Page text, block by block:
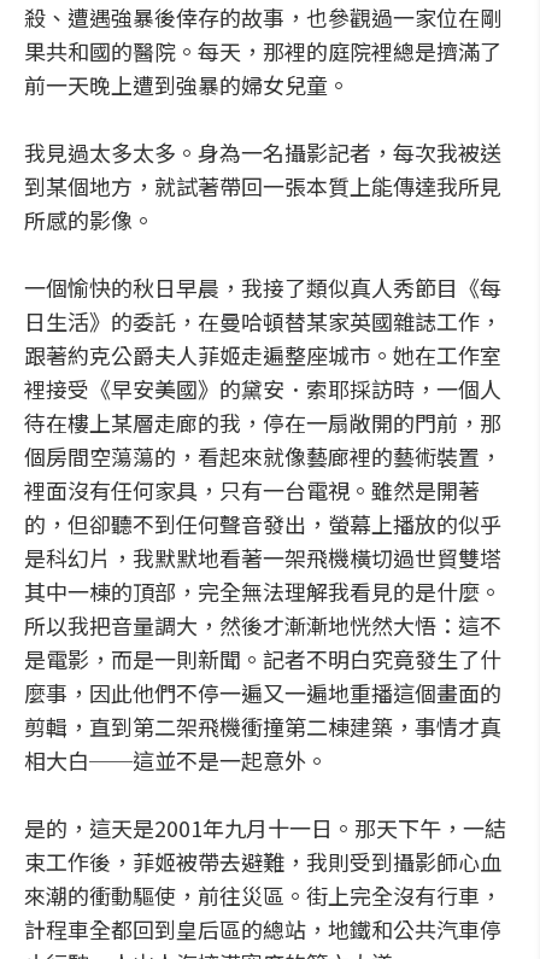
殺、遭遇強暴後倖存的故事，也參觀過一家位在剛
果共和國的醫院。每天，那裡的庭院裡總是擠滿了
前一天晚上遭到強暴的婦女兒童。
我見過太多太多。身為一名攝影記者，每次我被送
到某個地方，就試著帶回一張本質上能傳達我所見
所感的影像。
一個愉快的秋日早晨，我接了類似真人秀節目《每
日生活》的委託，在曼哈頓替某家英國雜誌工作，
跟著約克公爵夫人菲姬走遍整座城市。她在工作室
裡接受《早安美國》的黛安．索耶採訪時，一個人
待在樓上某層走廊的我，停在一扇敞開的門前，那
個房間空蕩蕩的，看起來就像藝廊裡的藝術裝置，
裡面沒有任何家具，只有一台電視。雖然是開著
的，但卻聽不到任何聲音發出，螢幕上播放的似乎
是科幻片，我默默地看著一架飛機橫切過世貿雙塔
其中一棟的頂部，完全無法理解我看見的是什麼。
所以我把音量調大，然後才漸漸地恍然大悟：這不
是電影，而是一則新聞。記者不明白究竟發生了什
麼事，因此他們不停一遍又一遍地重播這個畫面的
剪輯，直到第二架飛機衝撞第二棟建築，事情才真
相大白──這並不是一起意外。
是的，這天是2001年九月十一日。那天下午，一結
束工作後，菲姬被帶去避難，我則受到攝影師心血
來潮的衝動驅使，前往災區。街上完全沒有行車，
計程車全都回到皇后區的總站，地鐵和公共汽車停